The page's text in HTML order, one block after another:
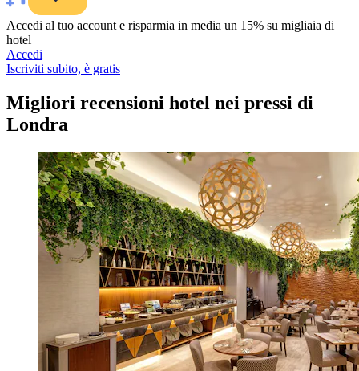
Accedi al tuo account e risparmia in media un 15% su migliaia di
hotel
Accedi
Iscriviti subito, è gratis
Migliori recensioni hotel nei pressi di
Londra